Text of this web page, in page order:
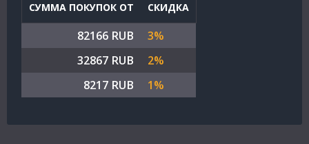
СУММА ПОКУПОК ОТ СКИДКА
82166 RUB
3%
32867 RUB
2%
8217 RUB
1%